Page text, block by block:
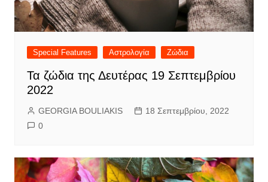
Special Features Αστρολογία Ζώδια
Τα ζώδια της Δευτέρας 19 Σεπτεμβρίου
2022
GEORGIA BOULIAKIS
18 Σεπτεμβρίου, 2022
0